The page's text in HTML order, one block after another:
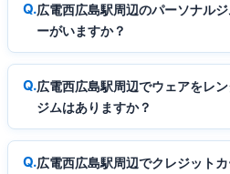
広電西広島駅周辺のパーソナル
ーがいますか？
広電西広島駅周辺でウェアをレ
ジムはありますか？
広電西広島駅周辺でクレジット